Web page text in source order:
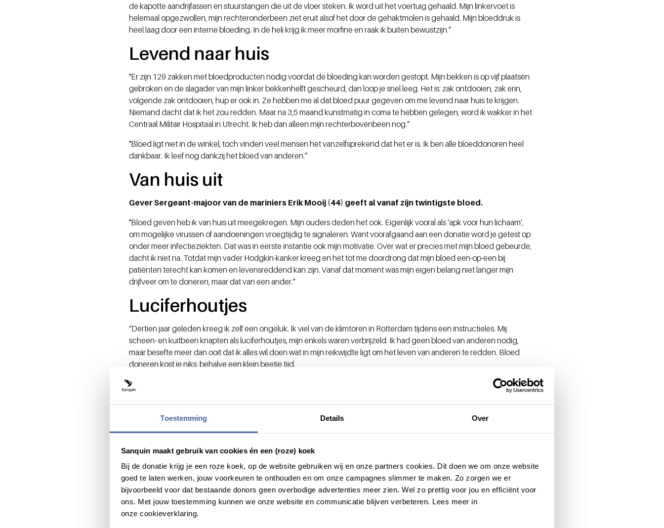
Toestemming Details Over
Sanquin maakt gebruik van cookies én een (roze) koek
Bij de donatie krijg je een roze koek, op de website gebruiken wij en onze partners cookies. Dit doen we om onze website
goed te laten werken, jouw voorkeuren te onthouden en om onze campagnes slimmer te maken. Zo zorgen we er
bijvoorbeeld voor dat bestaande donors geen overbodige advertenties meer zien. Wel zo prettig voor jou en efficiënt voor
ons. Met jouw toestemming kunnen we onze website en communicatie blijven verbeteren. Lees meer in
onze cookieverklaring.
de kapotte aandrijfassen en stuurstangen die uit de vloer steken. Ik word uit het voertuig gehaald. Mijn linkervoet is
helemaal opgezwollen, mijn rechteronderbeen ziet eruit alsof het door de gehaktmolen is gehaald. Mijn bloeddruk is
heel laag door een interne bloeding. In de heli krijg ik meer morfine en raak ik buiten bewustzijn.”
Levend naar huis
"Er zijn 129 zakken met bloedproducten nodig voordat de bloeding kan worden gestopt. Mijn bekken is op vijf plaatsen
gebroken en de slagader van mijn linker bekkenhelft gescheurd, dan loop je snel leeg. Het is: zak ontdooien, zak erin,
volgende zak ontdooien, hup er ook in. Ze hebben me al dat bloed puur gegeven om me levend naar huis te krijgen.
Niemand dacht dat ik het zou redden. Maar na 3,5 maand kunstmatig in coma te hebben gelegen, word ik wakker in het
Centraal Militair Hospitaal in Utrecht. Ik heb dan alleen mijn rechterbovenbeen nog.”
"Bloed ligt niet in de winkel, toch vinden veel mensen het vanzelfsprekend dat het er is. Ik ben alle bloeddonoren heel
dankbaar. Ik leef nog dankzij het bloed van anderen.”
Van huis uit
Gever Sergeant-majoor van de mariniers Erik Mooij (44) geeft al vanaf zijn twintigste bloed.
"Bloed geven heb ik van huis uit meegekregen. Mijn ouders deden het ook. Eigenlijk vooral als ‘apk voor hun lichaam’,
om mogelijke virussen of aandoeningen vroegtijdig te signaleren. Want voorafgaand aan een donatie word je getest op
onder meer infectieziekten. Dat was in eerste instantie ook mijn motivatie. Over wat er precies met mijn bloed gebeurde,
dacht ik niet na. Totdat mijn vader Hodgkin-kanker kreeg en het tot me doordrong dat mijn bloed een-op-een bij
patiënten terecht kan komen en levensreddend kan zijn. Vanaf dat moment was mijn eigen belang niet langer mijn
drijfveer om te doneren, maar dat van een ander.”
Luciferhoutjes
“Dertien jaar geleden kreeg ik zelf een ongeluk. Ik viel van de klimtoren in Rotterdam tijdens een instructieles. Mij
scheen- en kuitbeen knapten als luciferhoutjes, mijn enkels waren verbrijzeld. Ik had geen bloed van anderen nodig,
maar besefte meer dan ooit dat ik alles wil doen wat in mijn reikwijdte ligt om het leven van anderen te redden. Bloed
doneren kost je niks, behalve een klein beetje tijd.
Bronvermelding:
Vriezers vol zakken bloed. Dat is wat je aantreft bij de Militaire Bloedbank. Het klinkt luguber, maar
daarmee worden levens gered. Want als er gewonden vallen in een uitzendgebied kan het een hele
logistieke uitdaging zijn om bloed in te vliegen. Denk maar eens aan een land als Afghanistan waar
30 jaar houdbaar
Diepgevroren bloedproducten zijn handiger. Die worden eenmalig vervoerd, op locatie bewaard in de vriezer en zijn
demandte ontdooien. Zo is er altijd bloed ter beschikking. Ter vergelijking: rode bloedcellen zijn vloeibaar 35 dagen